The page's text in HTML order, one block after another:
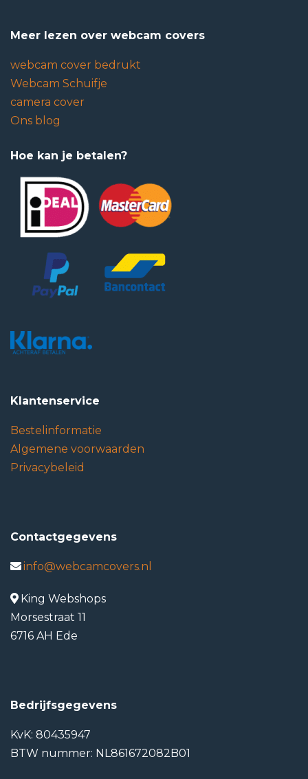
Meer lezen over webcam covers
webcam cover bedrukt
Webcam Schuifje
camera cover
Ons blog
Hoe kan je betalen?
Klantenservice
Bestelinformatie
Algemene voorwaarden
Privacybeleid
Contactgegevens
info@webcamcovers.nl
King Webshops
Morsestraat 11
6716 AH Ede
Bedrijfsgegevens
KvK: 80435947
BTW nummer: NL861672082B01